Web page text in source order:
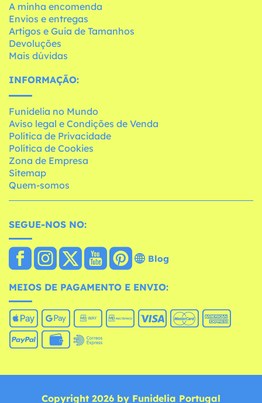
A minha encomenda
Envios e entregas
Artigos e Guia de Tamanhos
Devoluções
Mais dúvidas
INFORMAÇÃO:
Funidelia no Mundo
Aviso legal e Condições de Venda
Política de Privacidade
Política de Cookies
Zona de Empresa
Sitemap
Quem-somos
SEGUE-NOS NO:
Blog
MEIOS DE PAGAMENTO E ENVIO:
Copyright 2026 by Funidelia Portugal